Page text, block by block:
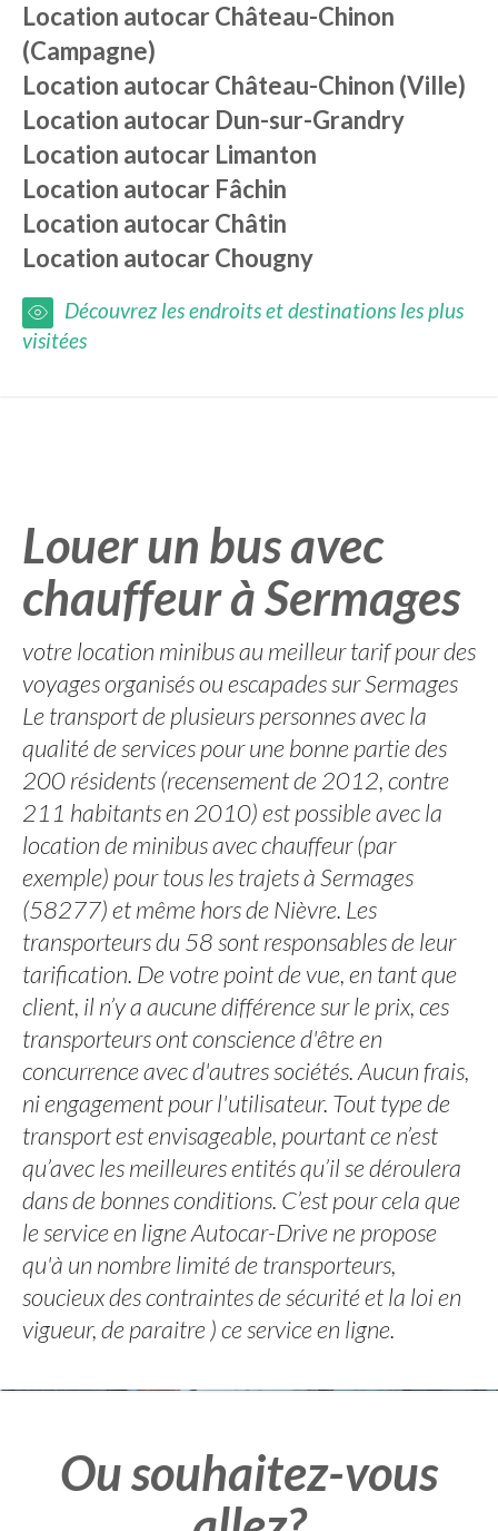
Location autocarChâteau-Chinon
(Campagne)
Location autocarChâteau-Chinon (Ville)
Location autocar Dun-sur-Grandry
Location autocar Limanton
Location autocar Fâchin
Location autocarChâtin
Location autocarChougny
Découvrez les endroits et destinations les plus
visitées
Louer un bus avec
chauffeur à Sermages
votre location minibus au meilleur tarif pour des
voyages organisés ou escapades sur Sermages
Le transport de plusieurs personnes avec la
qualité de services pour une bonne partie des
200 résidents (recensement de 2012, contre
211 habitants en 2010) est possible avec la
location de minibus avec chauffeur (par
exemple) pour tous les trajets à Sermages
(58277) et même hors de Nièvre. Les
transporteurs du 58 sont responsables de leur
tarification. De votre point de vue, en tant que
client, il n’y a aucune différence sur le prix, ces
transporteurs ont conscience d'être en
concurrence avec d'autres sociétés. Aucun frais,
ni engagement pour l'utilisateur. Tout type de
transport est envisageable, pourtant ce n’est
qu’avec les meilleures entités qu’il se déroulera
dans de bonnes conditions. C’est pour cela que
le service en ligne Autocar-Drive ne propose
qu'à un nombre limité de transporteurs,
soucieux des contraintes de sécurité et la loi en
vigueur, de paraitre ) ce service en ligne.
Ou souhaitez-vous